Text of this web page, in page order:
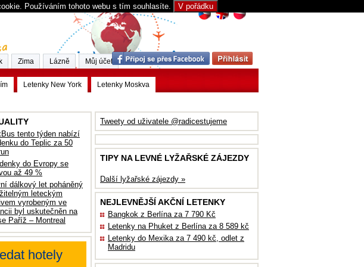
Používáním tohoto webu s tím souhlasíte. V pořádku
Tweety od uživatele @radicestujeme
TIPY NA LEVNÉ LYŽAŘSKÉ ZÁJEZDY
Další lyžařské zájezdy »
NEJLEVNĚJŠÍ AKČNÍ LETENKY
Bangkok z Berlína za 7 790 Kč
Letenky na Phuket z Berlína za 8 589 kč
Letenky do Mexika za 7 490 kč, odlet z
Madridu
tento týden nabízí
do Teplic za 50
do Evropy se
až 49 %
dálkový let poháněný
leteckým
vyrobeným ve
byl uskutečněn na
Paříž – Montreal
hotely
Letenky New York Letenky Moskva
Zima Lázně Můj účet